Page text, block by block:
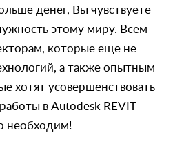
денег, Вы чувствуете
этому миру. Всем
которые еще не
а также опытным
хотят усовершенствовать
в Autodesk REVIT
необходим!